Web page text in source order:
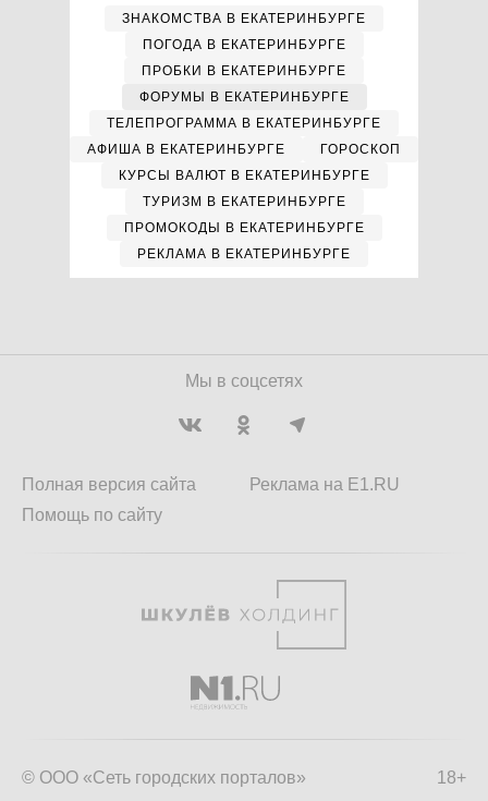
ЗНАКОМСТВА В ЕКАТЕРИНБУРГЕ
ПОГОДА В ЕКАТЕРИНБУРГЕ
ПРОБКИ В ЕКАТЕРИНБУРГЕ
ФОРУМЫ В ЕКАТЕРИНБУРГЕ
ТЕЛЕПРОГРАММА В ЕКАТЕРИНБУРГЕ
АФИША В ЕКАТЕРИНБУРГЕ
ГОРОСКОП
КУРСЫ ВАЛЮТ В ЕКАТЕРИНБУРГЕ
ТУРИЗМ В ЕКАТЕРИНБУРГЕ
ПРОМОКОДЫ В ЕКАТЕРИНБУРГЕ
РЕКЛАМА В ЕКАТЕРИНБУРГЕ
Мы в соцсетях
Полная версия сайта
Помощь по сайту
Реклама на E1.RU
18+
© ООО «Сеть городских порталов»